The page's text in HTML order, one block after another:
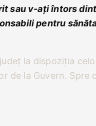
sau v-ați întors
pentru
la dispoziția
de la Guvern.